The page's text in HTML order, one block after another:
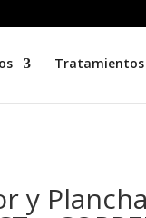
Tratamientos
y